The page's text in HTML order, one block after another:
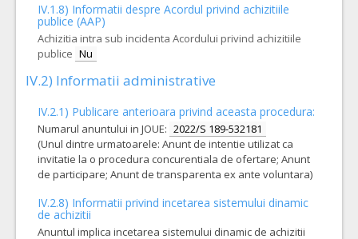
IV.1.8) Informatii despre Acordul privind achizitiile
publice (AAP)
Achizitia intra sub incidenta Acordului privind achizitiile
publice Nu
IV.2) Informatii administrative
IV.2.1) Publicare anterioara privind aceasta procedura:
Numarul anuntului in JOUE: 2022/S 189-532181
(Unul dintre urmatoarele: Anunt de intentie utilizat ca
invitatie la o procedura concurentiala de ofertare; Anunt
de participare; Anunt de transparenta ex ante voluntara)
IV.2.8) Informatii privind incetarea sistemului dinamic
de achizitii
Anuntul implica incetarea sistemului dinamic de achizitii